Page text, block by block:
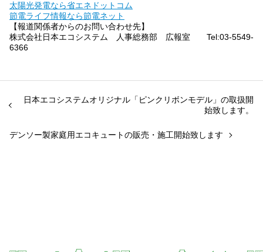
太陽光発電なら省エネドットコム
節電ライフ情報なら節電ネット
【報道関係者からのお問い合わせ先】
株式会社日本エコシステム 人事総務部 広報室 Tel:03-5549-
6366
デンソー製家庭用エコキュートの販売・施工開始致します
日本エコシステムオリジナル「ピンクリボンモデル」の取扱開
始致します。